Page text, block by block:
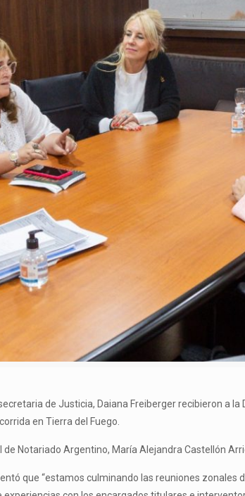
de Justicia, Daiana Freiberger recibieron a la
en Tierra del Fuego.
Notariado Argentino, María Alejandra Castellón
que “estamos culminando las reuniones